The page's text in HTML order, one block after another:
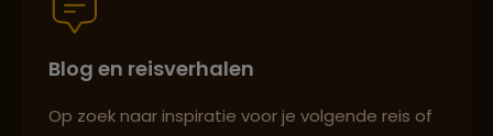
Best beoordeelde reisroutes
Blog en reisverhalen
Op zoek naar inspiratie voor je volgende reis of